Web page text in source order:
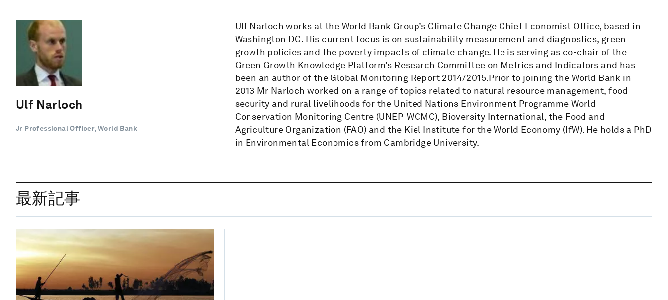
Ulf Narloch
Jr Professional Officer, World Bank
Ulf Narloch works at the World Bank Group’s Climate Change Chief Economist Office, based in
Washington DC. His current focus is on sustainability measurement and diagnostics, green
growth policies and the poverty impacts of climate change. He is serving as co-chair of the
Green Growth Knowledge Platform’s Research Committee on Metrics and Indicators and has
been an author of the Global Monitoring Report 2014/2015.Prior to joining the World Bank in
2013 Mr Narloch worked on a range of topics related to natural resource management, food
security and rural livelihoods for the United Nations Environment Programme World
Conservation Monitoring Centre (UNEP-WCMC), Bioversity International, the Food and
Agriculture Organization (FAO) and the Kiel Institute for the World Economy (IfW). He holds a PhD
in Environmental Economics from Cambridge University.
最新記事